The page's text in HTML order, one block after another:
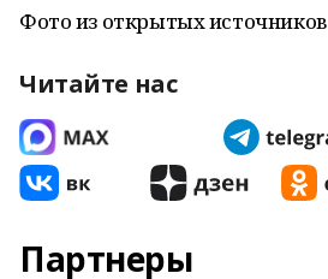
Фото из открытых источников
Читайте нас
Партнеры